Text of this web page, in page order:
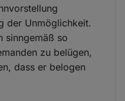
der Unmöglichkeit.
sinngemäß so
zu belügen,
dass er belogen